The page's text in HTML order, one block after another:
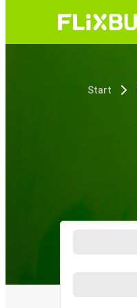
Start